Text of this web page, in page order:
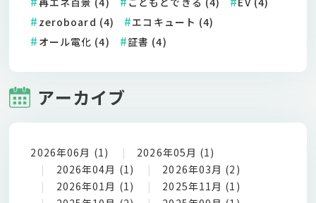
zeroboard (4)
エコキュート (4)
オール電化 (4)
証書 (4)
アーカイブ
2026年06月 (1)
2026年05月 (1)
2026年04月 (1)
2026年03月 (2)
2026年01月 (1)
2025年11月 (1)